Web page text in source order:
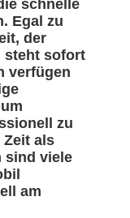
schnelle
Egal zu
der
steht sofort
verfügen
zu
Zeit als
sind viele
am